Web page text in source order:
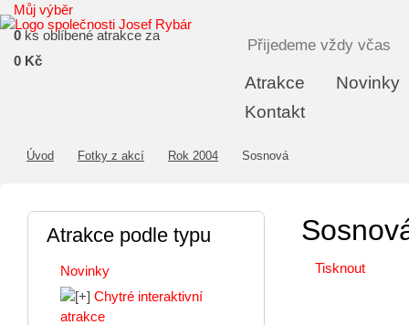
Atrakce
Novinky
Kontakt
Můj výběr
0 ks oblíbené atrakce za
0 Kč
Přijedeme vždy včas
Úvod Fotky z akcí Rok 2004 Sosnová
Tisknout
Atrakce podle typu
Novinky
Chytré interaktivní
atrakce